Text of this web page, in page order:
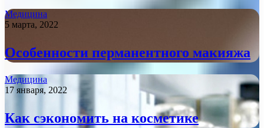
Медицина
5 марта, 2022
Особенности перманентного макияжа
Медицина
17 января, 2022
Как сэкономить на косметике